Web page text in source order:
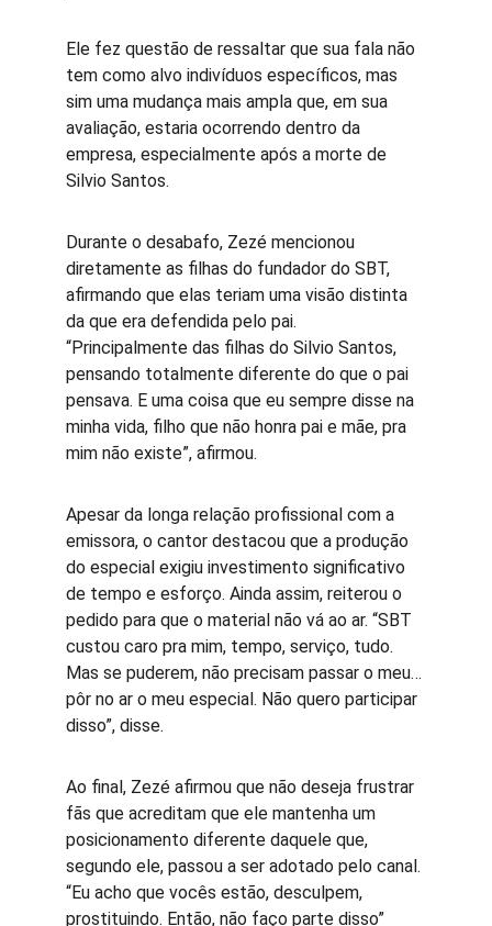
Ele fez questão de ressaltar que sua fala não
tem como alvo indivíduos específicos, mas
sim uma mudança mais ampla que, em sua
avaliação, estaria ocorrendo dentro da
empresa, especialmente após a morte de
Silvio Santos.
Durante o desabafo, Zezé mencionou
diretamente as filhas do fundador do SBT,
afirmando que elas teriam uma visão distinta
da que era defendida pelo pai.
“Principalmente das filhas do Silvio Santos,
pensando totalmente diferente do que o pai
pensava. E uma coisa que eu sempre disse na
minha vida, filho que não honra pai e mãe, pra
mim não existe”, afirmou.
Apesar da longa relação profissional com a
emissora, o cantor destacou que a produção
do especial exigiu investimento significativo
de tempo e esforço. Ainda assim, reiterou o
pedido para que o material não vá ao ar. “SBT
custou caro pra mim, tempo, serviço, tudo.
Mas se puderem, não precisam passar o meu…
pôr no ar o meu especial. Não quero participar
disso”, disse.
Ao final, Zezé afirmou que não deseja frustrar
fãs que acreditam que ele mantenha um
posicionamento diferente daquele que,
segundo ele, passou a ser adotado pelo canal.
“Eu acho que vocês estão, desculpem,
prostituindo. Então, não faço parte disso”